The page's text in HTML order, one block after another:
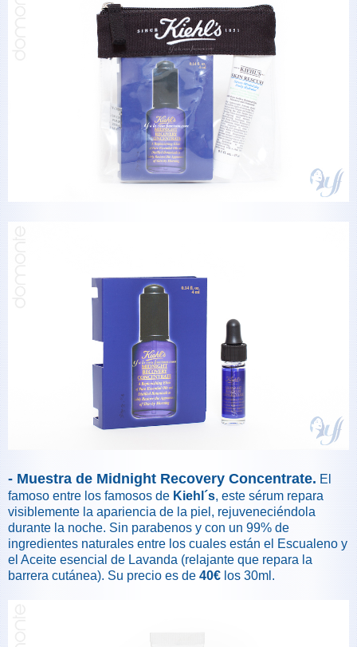
- Muestra de Midnight Recovery Concentrate. El
famoso entre los famosos de Kiehl´s, este sérum repara
visiblemente la apariencia de la piel, rejuveneciéndola
durante la noche. Sin parabenos y con un 99% de
ingredientes naturales entre los cuales están el Escualeno y
el Aceite esencial de Lavanda (relajante que repara la
barrera cutánea). Su precio es de 40€ los 30ml.